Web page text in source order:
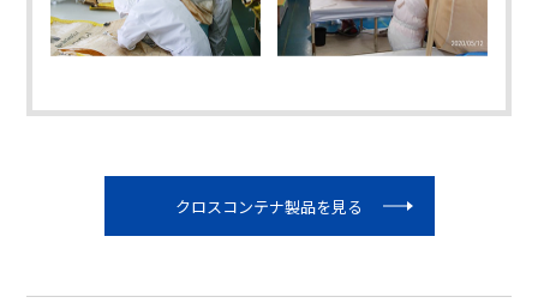
クロスコンテナ製品を見る